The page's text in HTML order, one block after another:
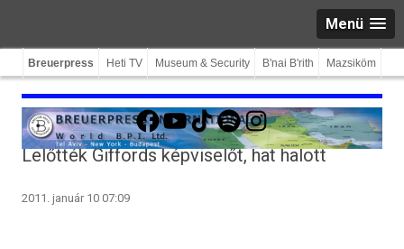
Menü
Breuerpress Heti TV Museum & Security B'nai B'rith Mazsiköm
Facebook
YouTube
TikTokSpotifyInstagram
Lelőtték Giffords képviselőt, hat halott
2011. január 10 07:09